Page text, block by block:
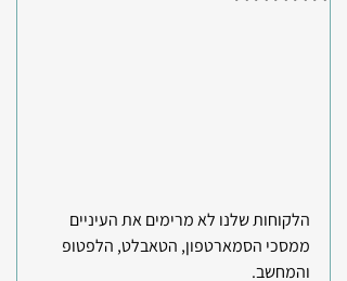
הלקוחות שלנו לא מרימים את העיניים
ממסכי הסמארטפון, הטאבלט, הלפטופ
והמחשב.